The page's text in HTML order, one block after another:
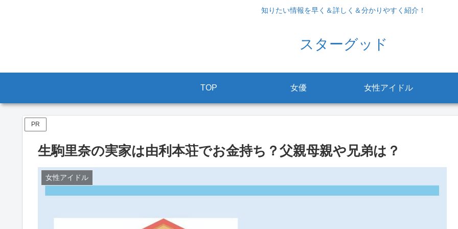
知りたい情報を早く＆詳しく＆分かりやすく紹介！
スターグッド
TOP 女優 女性アイドル
PR
生駒里奈の実家は由利本荘でお金持ち？父親母親や兄弟は？
女性アイドル